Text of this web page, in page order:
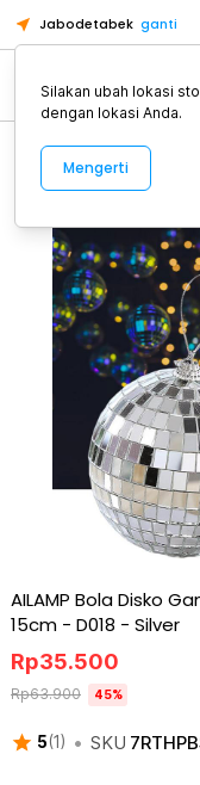
Jabodetabek ganti
Alat Kopi
AILAMP Bola Disko
15cm - D018 - Silver
5(1 ) • SKU
Rp35.500
Rp63.900 45%
Silakan ubah lokasi
dengan lokasi Anda.
Mengerti